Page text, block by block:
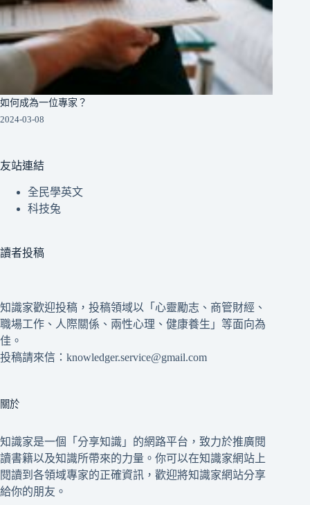
如何成為一位專家？
2024-03-08
友站連結
全民學英文
科技兔
讀者投稿
知識家歡迎投稿，投稿領域以「心靈勵志、商管財經、
職場工作、人際關係、兩性心理、健康養生」等面向為
佳。
投稿請來信：knowledger.service@gmail.com
關於
知識家是一個「分享知識」的網路平台，致力於推廣閱
讀書籍以及知識所帶來的力量。你可以在知識家網站上
閱讀到各領域專家的正確資訊，歡迎將知識家網站分享
給你的朋友。